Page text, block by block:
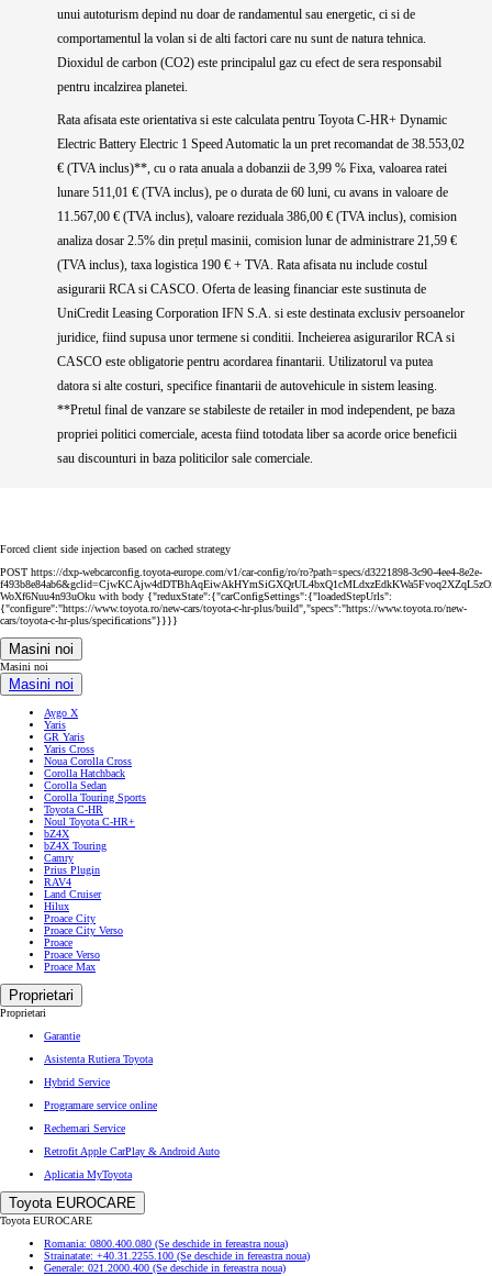
unui autoturism depind nu doar de randamentul sau energetic, ci si de
comportamentul la volan si de alti factori care nu sunt de natura tehnica.
Dioxidul de carbon (CO2) este principalul gaz cu efect de sera responsabil
pentru incalzirea planetei.
Rata afisata este orientativa si este calculata pentru Toyota C-HR+ Dynamic
Electric Battery Electric 1 Speed Automatic la un pret recomandat de 38.553,02
€ (TVA inclus)**, cu o rata anuala a dobanzii de 3,99 % Fixa, valoarea ratei
lunare 511,01 € (TVA inclus), pe o durata de 60 luni, cu avans in valoare de
11.567,00 € (TVA inclus), valoare reziduala 386,00 € (TVA inclus), comision
analiza dosar 2.5% din prețul masinii, comision lunar de administrare 21,59 €
(TVA inclus), taxa logistica 190 € + TVA. Rata afisata nu include costul
asigurarii RCA si CASCO. Oferta de leasing financiar este sustinuta de
UniCredit Leasing Corporation IFN S.A. si este destinata exclusiv persoanelor
juridice, fiind supusa unor termene si conditii. Incheierea asigurarilor RCA si
CASCO este obligatorie pentru acordarea finantarii. Utilizatorul va putea
datora si alte costuri, specifice finantarii de autovehicule in sistem leasing.
**Pretul final de vanzare se stabileste de retailer in mod independent, pe baza
propriei politici comerciale, acesta fiind totodata liber sa acorde orice beneficii
sau discounturi in baza politicilor sale comerciale.
Forced client side injection based on cached strategy
POST https://dxp-webcarconfig.toyota-europe.com/v1/car-config/ro/ro?path=specs/d3221898-3c90-4ee4-8e2e-
WoXf6Nuu4n93uOku with body {"reduxState":{"carConfigSettings":{"loadedStepUrls":
{"configure":"https://www.toyota.ro/new-cars/toyota-c-hr-plus/build","specs":"https://www.toyota.ro/new-
cars/toyota-c-hr-plus/specifications"}}}}
Masini noi
Masini noi
Masini noi
Aygo X
Yaris
GR Yaris
Yaris Cross
Noua Corolla Cross
Corolla Hatchback
Corolla Sedan
Corolla Touring Sports
Toyota C-HR
Noul Toyota C-HR+
bZ4X
bZ4X Touring
Camry
Prius Plugin
RAV4
Land Cruiser
Hilux
Proace City
Proace City Verso
Proace
Proace Verso
Proace Max
Proprietari
Proprietari
Garantie
Asistenta Rutiera Toyota
Hybrid Service
Programare service online
Rechemari Service
Retrofit Apple CarPlay & Android Auto
Aplicatia MyToyota
Toyota EUROCARE
Toyota EUROCARE
Romania: 0800.400.080 (Se deschide in fereastra noua)
Strainatate: +40.31.2255.100 (Se deschide in fereastra noua)
Generale: 021.2000.400 (Se deschide in fereastra noua)